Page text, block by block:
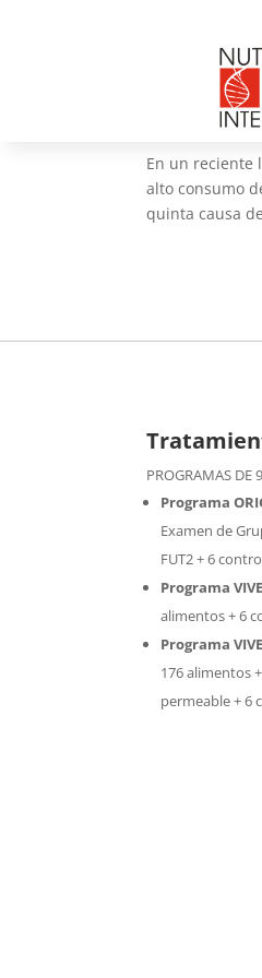
Dieta y
Web
En un reciente
alto consumo
quinta causa
PROGRAMAS DE
Programa
Examen de
FUT2 + 6
Programa VIVE
alimentos + 6
Programa
176 alimentos
permeable + 6